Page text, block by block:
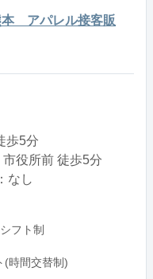
アパレル接客販
歩5分
役所前 徒歩5分
なし
フト制
(時間交替制)